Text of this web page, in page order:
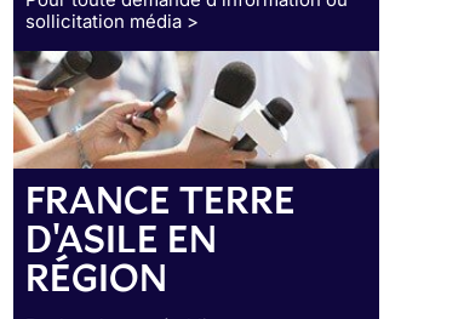
sollicitation média >
FRANCE TERRE
D'ASILE EN
RÉGION